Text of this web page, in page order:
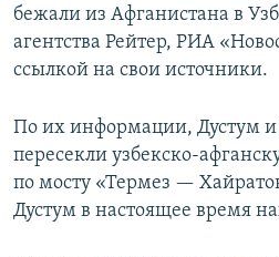
бежали из Афганистана в
агентства Рейтер, РИА
ссылкой на свои источники.
По их информации, Дустум
пересекли узбекско-
по мосту «Термез —
Дустум в настоящее время